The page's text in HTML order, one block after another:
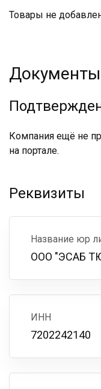
Товары не
Документы
Компания ещё не
на портале.
Реквизиты
Название юр
ООО "ЭСАБ
ИНН
7202242140